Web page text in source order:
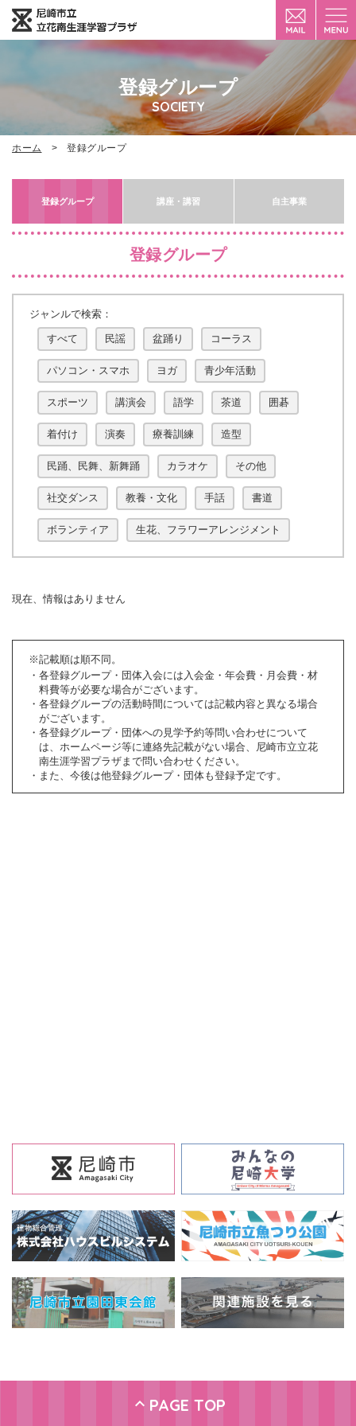
登録グループ
SOCIETY
ホーム 登録グループ
登録グループ 講座・講習 自主事業
登録グループ
ジャンルで検索：
すべて 民謡 盆踊り コーラス
パソコン・スマホ ヨガ 青少年活動
スポーツ 講演会 語学 茶道 囲碁
着付け 演奏 療養訓練 造型
民踊、民舞、新舞踊 カラオケ その他
社交ダンス 教養・文化 手話 書道
ボランティア 生花、フラワーアレンジメント
現在、情報はありません
※記載順は順不同。
各登録グループ・団体入会には入会金・年会費・月会費・材
料費等が必要な場合がございます。
各登録グループの活動時間については記載内容と異なる場合
がございます。
各登録グループ・団体への見学予約等問い合わせについて
は、ホームページ等に連絡先記載がない場合、尼崎市立立花
南生涯学習プラザまで問い合わせください。
また、今後は他登録グループ・団体も登録予定です。
PAGE TOP